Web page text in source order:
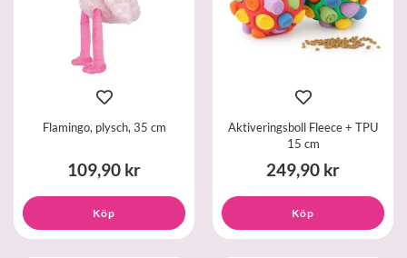
Flamingo, plysch, 35 cm
109,90 kr
Köp
Aktiveringsboll Fleece + TPU
15 cm
249,90 kr
Köp